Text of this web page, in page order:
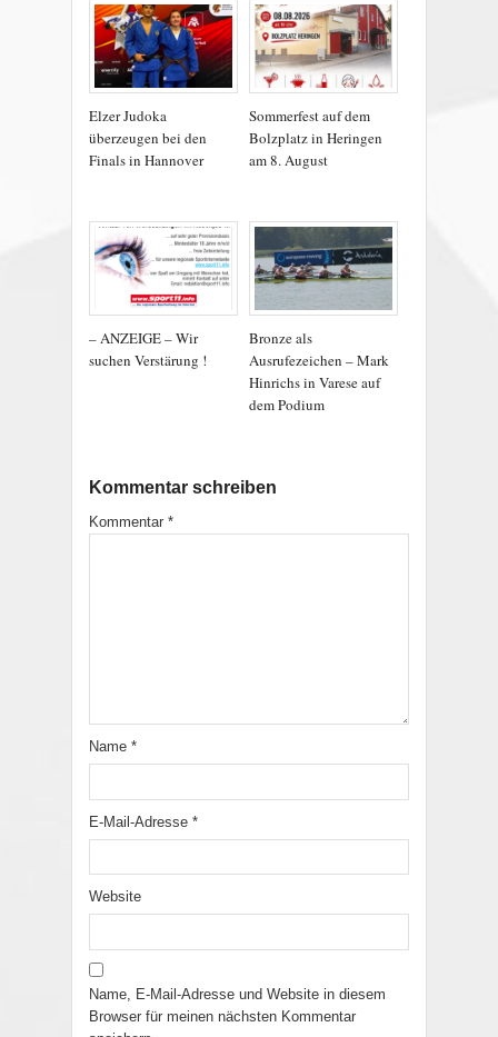
Elzer Judoka
überzeugen bei den
Finals in Hannover
Sommerfest auf dem
Bolzplatz in Heringen
am 8. August
– ANZEIGE – Wir
suchen Verstärung !
Bronze als
Ausrufezeichen – Mark
Hinrichs in Varese auf
dem Podium
Kommentar schreiben
Kommentar *
Name *
E-Mail-Adresse *
Website
Name, E-Mail-Adresse und Website in diesem
Browser für meinen nächsten Kommentar